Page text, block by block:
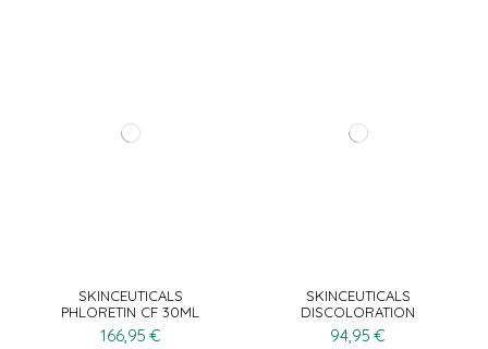
SKINCEUTICALS
PHLORETIN CF 30ML
166,95 €
SKINCEUTICALS
DISCOLORATION
DEFENSE SERUM 30ML
94,95 €